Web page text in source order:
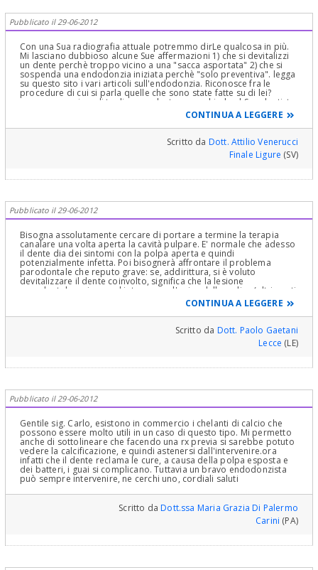
Pubblicato il 29-06-2012
Con una Sua radiografia attuale potremmo dirLe qualcosa in più.
Mi lasciano dubbioso alcune Sue affermazioni 1) che si devitalizzi
un dente perchè troppo vicino a una "sacca asportata" 2) che si
sospenda una endodonzia iniziata perchè "solo preventiva". legga
su questo sito i vari articoli sull'endodonzia. Riconosce fra le
procedure di cui si parla quelle che sono state fatte su di lei?
comunque, prima di togliere un dente sano, chieda al Suo dentista
se non è il caso di chiedere la consulenza di un endodonzista
CONTINUA A LEGGERE
Scritto da Dott. Attilio Venerucci
Finale Ligure (SV)
Pubblicato il 29-06-2012
Bisogna assolutamente cercare di portare a termine la terapia
canalare una volta aperta la cavità pulpare. E' normale che adesso
il dente dia dei sintomi con la polpa aperta e quindi
potenzialmente infetta. Poi bisognerà affrontare il problema
parodontale che reputo grave: se, addirittura, si è voluto
devitalizzare il dente coinvolto, significa che la lesione
parodontale arrivava ad interessare l'apice della radice (altrimenti
non vedo il senso della devitalizzazione). Lei ha bisogno di un
bravo endodontista e poi di un bravo parodontologo. Cordiali
saluti
CONTINUA A LEGGERE
Scritto da Dott. Paolo Gaetani
Lecce (LE)
Pubblicato il 29-06-2012
Gentile sig. Carlo, esistono in commercio i chelanti di calcio che
possono essere molto utili in un caso di questo tipo. Mi permetto
anche di sottolineare che facendo una rx previa si sarebbe potuto
vedere la calcificazione, e quindi astenersi dall'intervenire.ora
infatti che il dente reclama le cure, a causa della polpa esposta e
dei batteri, i guai si complicano. Tuttavia un bravo endodonzista
può sempre intervenire, ne cerchi uno, cordiali saluti
Scritto daDott.ssa Maria Grazia Di Palermo
Carini (PA)